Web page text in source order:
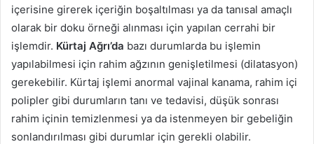
içerisine girerek içeriğin boşaltılması ya da tanısal amaçlı
olarak bir doku örneği alınması için yapılan cerrahi bir
işlemdir. Kürtaj Ağrı’da bazı durumlarda bu işlemin
yapılabilmesi için rahim ağzının genişletilmesi (dilatasyon)
gerekebilir. Kürtaj işlemi anormal vajinal kanama, rahim içi
polipler gibi durumların tanı ve tedavisi, düşük sonrası
rahim içinin temizlenmesi ya da istenmeyen bir gebeliğin
sonlandırılması gibi durumlar için gerekli olabilir.